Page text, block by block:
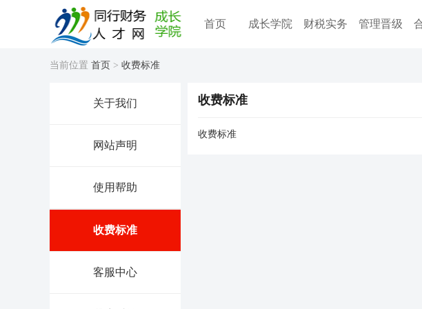
首页 成长学院 财税实务 管理晋级
当前位置 首页 > 收费标准
关于我们
网站声明
使用帮助
收费标准
客服中心
收费标准
收费标准